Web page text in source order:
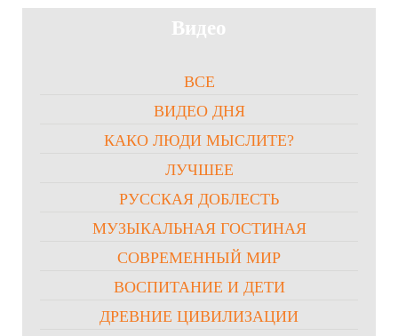
Видео
ВСЕ
ВИДЕО ДНЯ
КАКО ЛЮДИ МЫСЛИТЕ?
ЛУЧШЕЕ
РУССКАЯ ДОБЛЕСТЬ
МУЗЫКАЛЬНАЯ ГОСТИНАЯ
СОВРЕМЕННЫЙ МИР
ВОСПИТАНИЕ И ДЕТИ
ДРЕВНИЕ ЦИВИЛИЗАЦИИ